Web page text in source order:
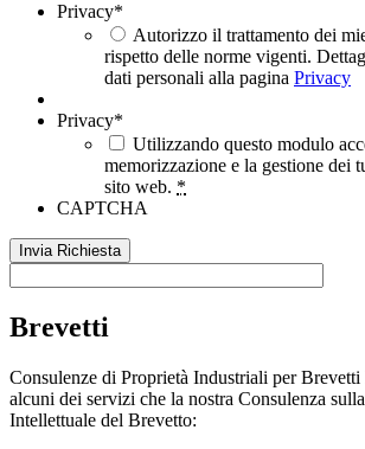
Privacy*
Autorizzo il trattamento dei
rispetto delle norme vigenti.
dati personali alla pagina Privacy
Privacy*
Utilizzando questo modulo
memorizzazione e la gestione dei
sito web. *
CAPTCHA
Brevetti
Consulenze di Proprietà Industriali per
alcuni dei servizi che la nostra Consulenza
Intellettuale del Brevetto: